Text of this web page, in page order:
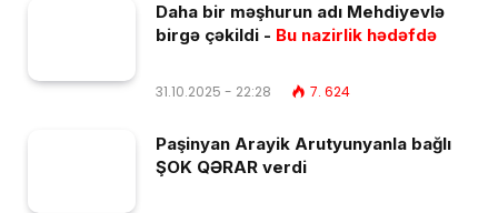
Daha bir məşhurun adı Mehdiyevlə
birgə çəkildi - Bu nazirlik hədəfdə
31.10.2025 - 22:28 7. 624
Paşinyan Arayik Arutyunyanla bağlı
ŞOK QƏRAR verdi